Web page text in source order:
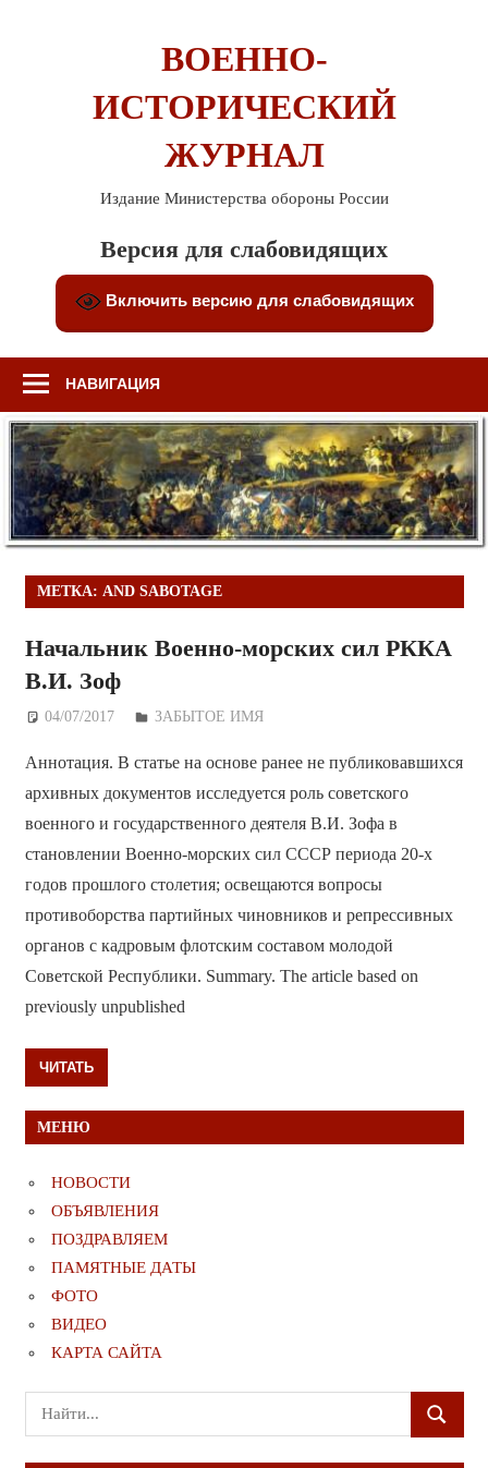
ВОЕННО-
ИСТОРИЧЕСКИЙ
ЖУРНАЛ
Издание Министерства обороны России
Версия для слабовидящих
Включить версию для слабовидящих
НАВИГАЦИЯ
МЕТКА: AND SABOTAGE
Начальник Военно-морских сил РККА
В.И. Зоф
04/07/2017 Дежурный по Редакции
ЗАБЫТОЕ ИМЯ
Аннотация. В статье на основе ранее не публиковавшихся
архивных документов исследуется роль советского
военного и государственного деятеля В.И. Зофа в
становлении Военно-морских сил СССР периода 20-х
годов прошлого столетия; освещаются вопросы
противоборства партийных чиновников и репрессивных
органов с кадровым флотским составом молодой
Советской Республики. Summary. The article based on
previously unpublished
ЧИТАТЬ
МЕНЮ
НОВОСТИ
ОБЪЯВЛЕНИЯ
ПОЗДРАВЛЯЕМ
ПАМЯТНЫЕ ДАТЫ
ФОТО
ВИДЕО
КАРТА САЙТА
Поиск
для:
ПОИСК